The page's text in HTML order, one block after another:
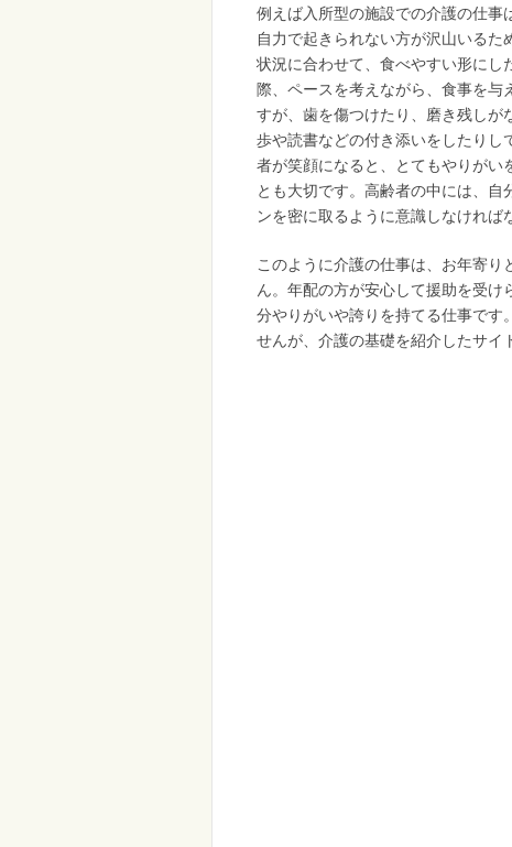
例えば入所型の施設での介護の仕事
自力で起きられない方が沢山いる
状況に合わせて、食べやすい形に
際、ペースを考えながら、食事を与
すが、歯を傷つけたり、磨き残し
歩や読書などの付き添いをしたり
者が笑顔になると、とてもやりがい
とも大切です。高齢者の中には、
ンを密に取るように意識しなければ
このように介護の仕事は、お年寄
ん。年配の方が安心して援助を受
分やりがいや誇りを持てる仕事です
せんが、介護の基礎を紹介したサ